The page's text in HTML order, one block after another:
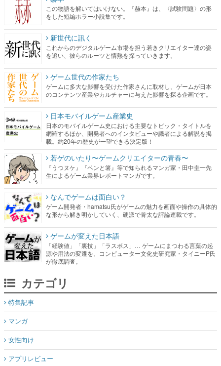
これからのデジタルゲーム市場を担う若きクリエイター達の姿
を追い、彼らのルーツと情熱を探っていきます。
ゲーム世代の作家たち
ゲームに多大な影響を受けた作家さんに取材し、ゲームが日本
のコンテンツ産業やカルチャーに与えた影響を探る企画です。
日本モバイルゲーム産業史
日本のモバイルゲーム史における主要なトピック・タイトルを
網羅するほか、開発者へのインタビューや識者による解説を掲
若ゲのいたり〜ゲームクリエイターの青春〜
『うつヌケ』『ペンと箸』等で知られるマンガ家・田中圭一先
生によるゲーム業界レポートマンガです。
なんでゲームは面白い？
ゲーム開発者・hamatsu氏がゲームの魅力を画面や操作の具体的
な形から解き明かしていく、硬派で骨太な評論連載です。
ゲームが変えた日本語
「経験値」「裏技」「ラスボス」… ゲームにまつわる言葉の起
源や用法の変遷を、コンピューター文化史研究家・タイニーP氏
カテゴリ
マンガ
女性向け
アプリレビュー
その他